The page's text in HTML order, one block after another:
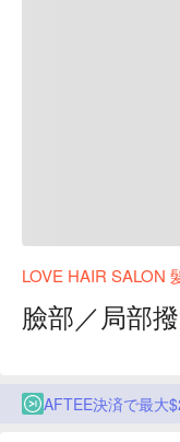
LOVE HAIR SALON
臉部／局部
AFTEE決済で最大